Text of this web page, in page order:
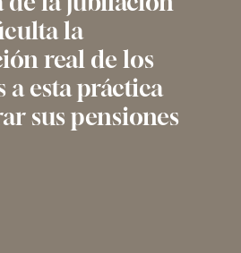
la
real de los
a esta práctica
sus pensiones